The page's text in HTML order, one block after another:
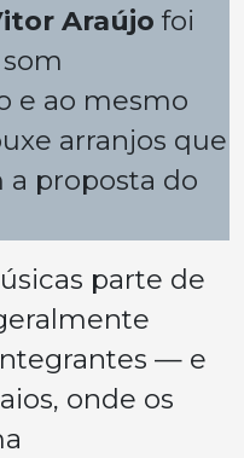
Araújo foi
e ao mesmo
arranjos que
proposta do
parte de
— e
onde os